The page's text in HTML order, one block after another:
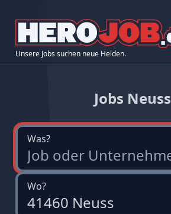
Unsere Jobs suchen neue Helden.
Jobs Neuss
Was?
Wo?